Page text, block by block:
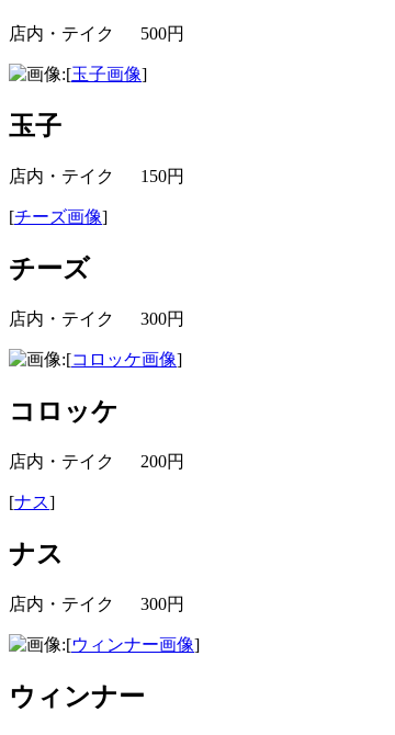
店内・テイク 500円
[玉子画像]
玉子
店内・テイク 150円
[チーズ画像]
チーズ
店内・テイク 300円
[コロッケ画像]
コロッケ
店内・テイク 200円
[ナス]
ナス
店内・テイク 300円
[ウィンナー画像]
ウィンナー